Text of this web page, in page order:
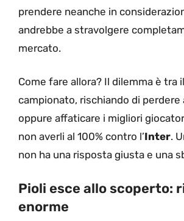
prendere neanche in
andrebbe a stravolgere
mercato.
Come fare allora? Il dilemma è tra
campionato, rischiando di
oppure affaticare i migliori
non averli al 100% contro l’Inter.
non ha una risposta giusta e una
Pioli esce allo scoperto:
enorme